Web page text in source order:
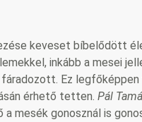
keveset bíbelődött
inkább a mesei
Ez legfőképpen
érhető tetten. Pál
mesék gonosznál is